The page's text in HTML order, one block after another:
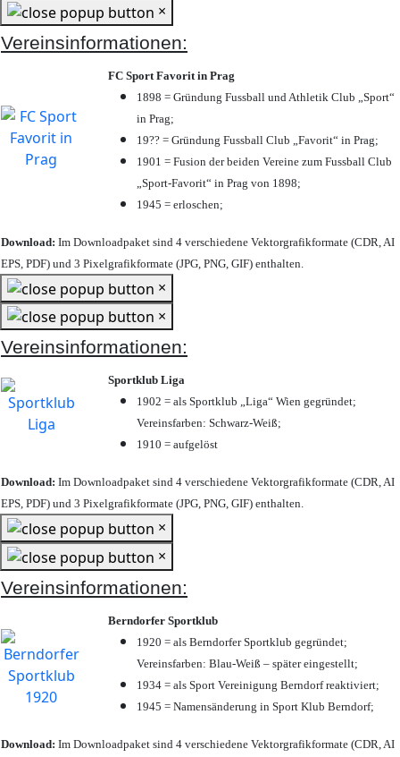
×
Vereinsinformationen:
FC Sport Favorit in Prag
1898 = Gründung Fussball und Athletik Club „Sport“
in Prag;
19?? = Gründung Fussball Club „Favorit“ in Prag;
1901 = Fusion der beiden Vereine zum Fussball Club
„Sport-Favorit“ in Prag von 1898;
1945 = erloschen;
Download: Im Downloadpaket sind 4 verschiedene Vektorgrafikformate (CDR, AI
EPS, PDF) und 3 Pixelgrafikformate (JPG, PNG, GIF) enthalten.
×
×
Vereinsinformationen:
Sportklub Liga
1902 = als Sportklub „Liga“ Wien gegründet;
Vereinsfarben: Schwarz-Weiß;
1910 = aufgelöst
Download: Im Downloadpaket sind 4 verschiedene Vektorgrafikformate (CDR, AI
EPS, PDF) und 3 Pixelgrafikformate (JPG, PNG, GIF) enthalten.
×
×
Vereinsinformationen:
Berndorfer Sportklub
1920 = als Berndorfer Sportklub gegründet;
Vereinsfarben: Blau-Weiß – später eingestellt;
1934 = als Sport Vereinigung Berndorf reaktiviert;
1945 = Namensänderung in Sport Klub Berndorf;
Download: Im Downloadpaket sind 4 verschiedene Vektorgrafikformate (CDR, AI